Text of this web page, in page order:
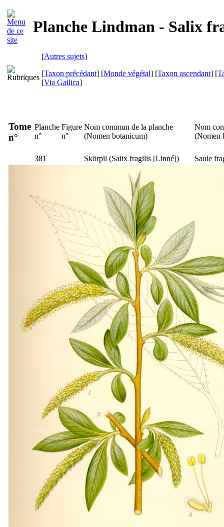
Planche Lindman - Salix
[Autres sujets]
[Taxon précédant] [Monde végétal] [Taxon ascendant] [
[Via Gallica]
Tome
n°
Planche
n°
Figure
n°
Nom commun de la planche
(Nomen botanicum)
Nom
(Nomen
381 Skörpil (Salix fragilis [Linné]) Saule